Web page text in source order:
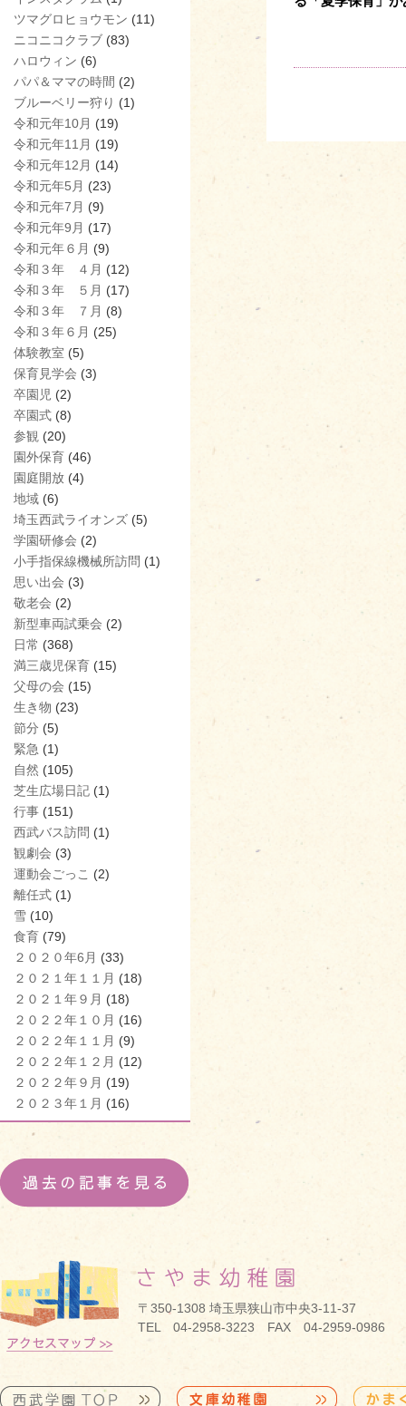
ツマグロヒョウモン (11)
ニコニコクラブ (83)
ハロウィン (6)
パパ＆ママの時間 (2)
ブルーベリー狩り (1)
令和元年10月 (19)
令和元年11月 (19)
令和元年12月 (14)
令和元年5月 (23)
令和元年7月 (9)
令和元年9月 (17)
令和元年６月 (9)
令和３年 ４月 (12)
令和３年 ５月 (17)
令和３年 ７月 (8)
令和３年６月 (25)
体験教室 (5)
保育見学会 (3)
卒園児 (2)
卒園式 (8)
参観 (20)
園外保育 (46)
園庭開放 (4)
地域 (6)
埼玉西武ライオンズ (5)
学園研修会 (2)
小手指保線機械所訪問 (1)
思い出会 (3)
敬老会 (2)
新型車両試乗会 (2)
日常 (368)
満三歳児保育 (15)
父母の会 (15)
生き物 (23)
節分 (5)
緊急 (1)
自然 (105)
芝生広場日記 (1)
行事 (151)
西武バス訪問 (1)
観劇会 (3)
運動会ごっこ (2)
離任式 (1)
雪 (10)
食育 (79)
２０２０年6月 (33)
２０２１年１１月 (18)
２０２１年９月 (18)
２０２２年１０月 (16)
２０２２年１１月 (9)
２０２２年１２月 (12)
２０２２年９月 (19)
２０２３年１月 (16)
〒350-1308 埼玉県狭山市中央3-11-37
TEL 04-2958-3223 FAX 04-2959-0986